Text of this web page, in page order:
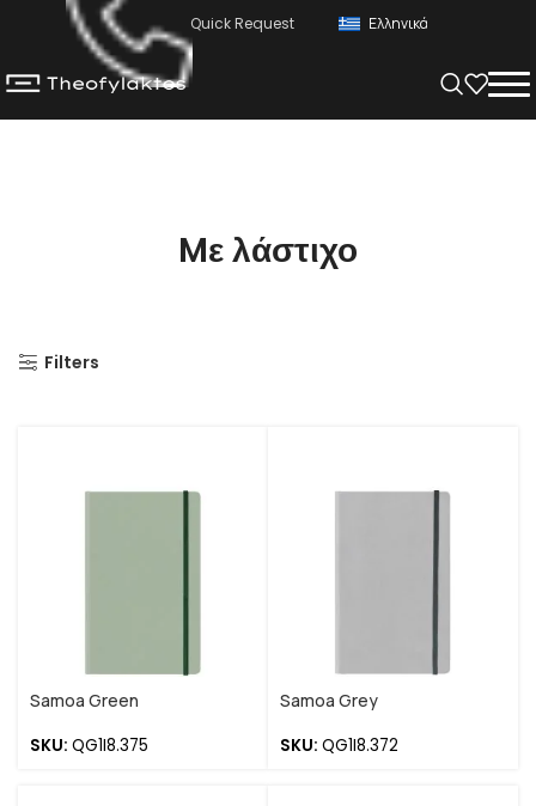
Quick Request Ελληνικά
Mε λάστιχο
Filters
Samoa Green
SKU: QG1I8.375
Samoa Grey
SKU: QG1I8.372